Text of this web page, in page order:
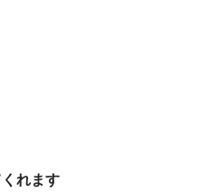
れます